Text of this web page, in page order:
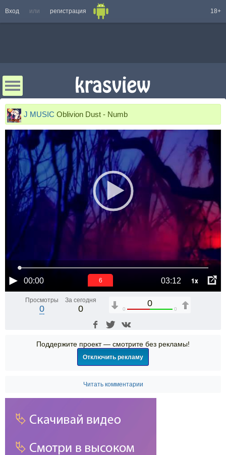
Вход или регистрация 18+
J MUSIC Oblivion Dust - Numb
00:00 03:12 1x
6
Просмотры
0
За сегодня
0
0
0 0
Поддержите проект — смотрите без рекламы!
Отключить рекламу
Читать комментарии